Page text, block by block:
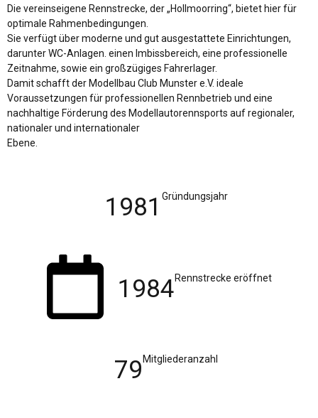
1981 Gründungsjahr
1984Rennstrecke eröffnet
79 Mitgliederanzahl
Die vereinseigene Rennstrecke, der „Hollmoorring“, bietet hier für
optimale Rahmenbedingungen.
Sie verfügt über moderne und gut ausgestattete Einrichtungen,
darunter WC-Anlagen. einen Imbissbereich, eine professionelle
Zeitnahme, sowie ein großzügiges Fahrerlager.
Damit schafft der Modellbau Club Munster e.V. ideale
Voraussetzungen für professionellen Rennbetrieb und eine
nachhaltige Förderung des Modellautorennsports auf regionaler,
nationaler und internationaler
Ebene.